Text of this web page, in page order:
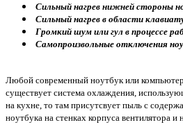
Сильный нагрев нижней стороны
Сильный нагрев в области
Громкий шум или гул в процессе
Самопроизвольные отключения
Любой современный ноутбук или
существует система охлаждения,
на кухне, то там присутсвует пыль с
ноутбука на стенках корпуса вентилятора и